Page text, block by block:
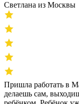
Светлана из Москвы
Пришла работать в
делаешь сам,